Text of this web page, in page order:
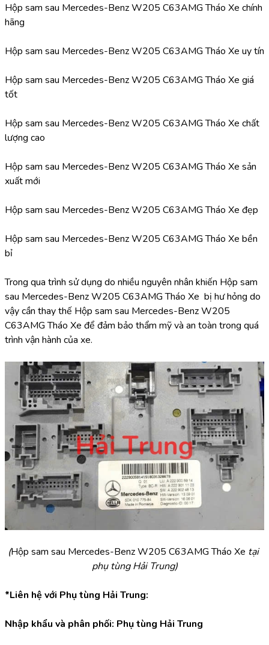
Hộp sam sau Mercedes-Benz W205 C63AMG Tháo Xe chính
hãng
Hộp sam sau Mercedes-Benz W205 C63AMG Tháo Xe uy tín
Hộp sam sau Mercedes-Benz W205 C63AMG Tháo Xe giá
tốt
Hộp sam sau Mercedes-Benz W205 C63AMG Tháo Xe chất
lượng cao
Hộp sam sau Mercedes-Benz W205 C63AMG Tháo Xe sản
xuất mới
Hộp sam sau Mercedes-Benz W205 C63AMG Tháo Xe đẹp
Hộp sam sau Mercedes-Benz W205 C63AMG Tháo Xe bền
bỉ
Trong qua trình sử dụng do nhiều nguyên nhân khiến Hộp sam
sau Mercedes-Benz W205 C63AMG Tháo Xe  bị hư hỏng do
vậy cần thay thế Hộp sam sau Mercedes-Benz W205
C63AMG Tháo Xe để đảm bảo thẩm mỹ và an toàn trong quá
trình vận hành của xe.
(Hộp sam sau Mercedes-Benz W205 C63AMG Tháo Xe tại
phụ tùng Hải Trung)
*Liên hệ với Phụ tùng Hải Trung:
Nhập khẩu và phân phối: Phụ tùng Hải Trung